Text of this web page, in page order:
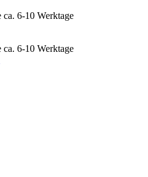
ca. 6-10 Werktage
ca. 6-10 Werktage